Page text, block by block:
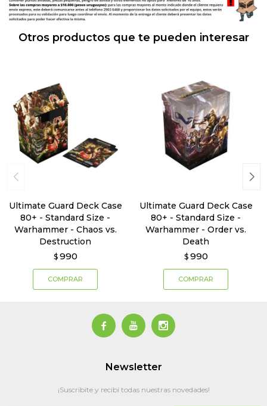
Otros productos que te pueden interesar
Ultimate Guard Deck Case
80+ - Standard Size -
Warhammer - Chaos vs.
Destruction
$ 990
Ultimate Guard Deck Case
80+ - Standard Size -
Warhammer - Order vs.
Death
$ 990
  
Newsletter
¡Suscribite y recibí todas nuestras novedades!